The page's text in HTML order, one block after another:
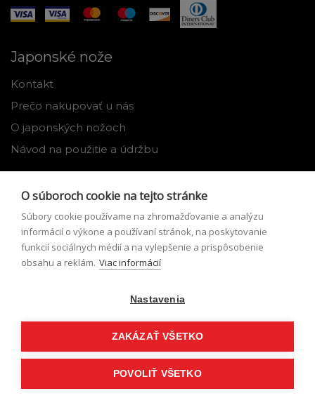
Japonské nože
Kontakt
Prečo nakupovať u nás
O japonských nožoch
Návod na použitie a údržbu
Môj profil
Zabudnuté heslo
Formulár pre odstúpenie od zmluvy
O súboroch cookie na tejto stránke
Súbory cookie používame na zhromažďovanie a analýzu
informácií o výkone a používaní stránok, na poskytovanie
funkcií sociálnych médií a na vylepšenie a prispôsobenie
obsahu a reklám. Viac informácií
Nastavenia
ZAKÁZAŤ VŠETKO
POVOLIŤ VŠETKO